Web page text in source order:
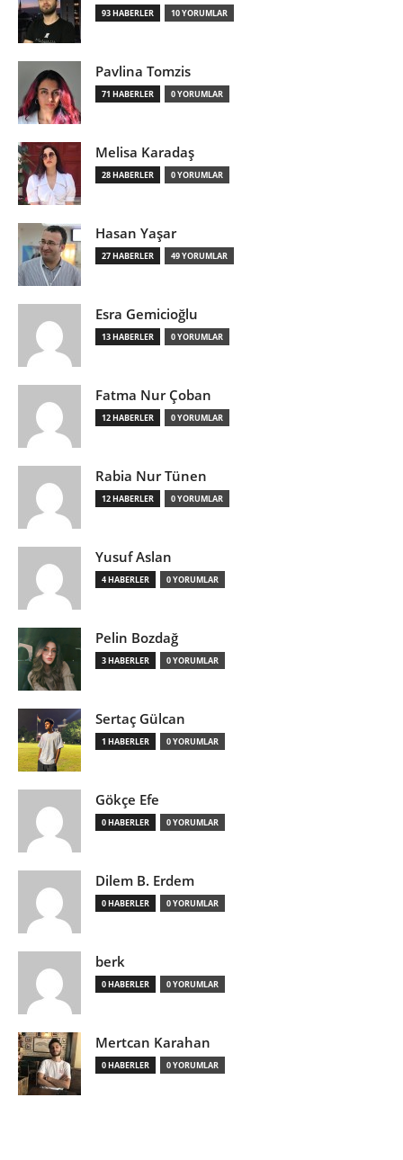
93 HABERLER 10 YORUMLAR
Pavlina Tomzis
71 HABERLER 0 YORUMLAR
Melisa Karadaş
28 HABERLER 0 YORUMLAR
Hasan Yaşar
27 HABERLER 49 YORUMLAR
Esra Gemicioğlu
13 HABERLER 0 YORUMLAR
Fatma Nur Çoban
12 HABERLER 0 YORUMLAR
Rabia Nur Tünen
12 HABERLER 0 YORUMLAR
Yusuf Aslan
4 HABERLER 0 YORUMLAR
Pelin Bozdağ
3 HABERLER 0 YORUMLAR
Sertaç Gülcan
1 HABERLER 0 YORUMLAR
Gökçe Efe
0 HABERLER 0 YORUMLAR
Dilem B. Erdem
0 HABERLER 0 YORUMLAR
berk
0 HABERLER 0 YORUMLAR
Mertcan Karahan
0 HABERLER 0 YORUMLAR